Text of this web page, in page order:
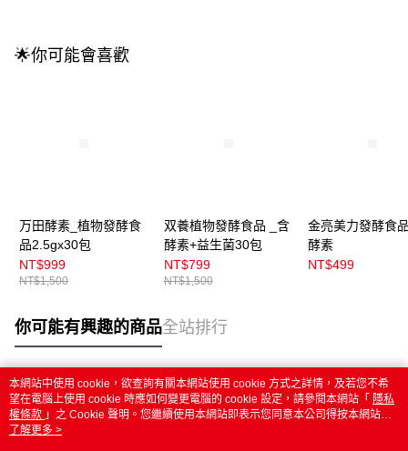
🌟你可能會喜歡
万田酵素_植物發酵食
品2.5gx30包
NT$999
NT$1,500
双養植物發酵食品 _含
酵素+益生菌30包
NT$799
NT$1,500
金亮美力發酵食
酵素
NT$499
你可能有興趣的商品全站排行
熱門標籤
本網站中使用 cookie，欲查詢有關本網站使用 cookie 方式之詳情，及若您不希
望在電腦上使用 cookie 時應如何變更電腦的 cookie 設定，請參閱本網站「 隱私
權條款 」之 Cookie 聲明。您繼續使用本網站即表示您同意本公司得按本網站使
用條款之 Cookie 聲明使用 cookie。
了解更多 >